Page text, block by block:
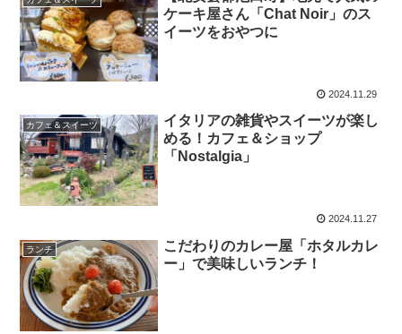
ケーキ屋さん「Chat Noir」のス
イーツをおやつに
2024.11.29
カフェ＆スイーツ
イタリアの雑貨やスイーツが楽し
める！カフェ＆ショップ
「Nostalgia」
2024.11.27
ランチ
こだわりのカレー屋「ホタルカレ
ー」で美味しいランチ！